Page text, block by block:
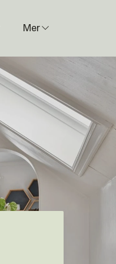
Mer
Prisstatistikk
Næring
Nybygg
Magasin
Om oss
Åpenhetsloven
Prisliste
Karriere